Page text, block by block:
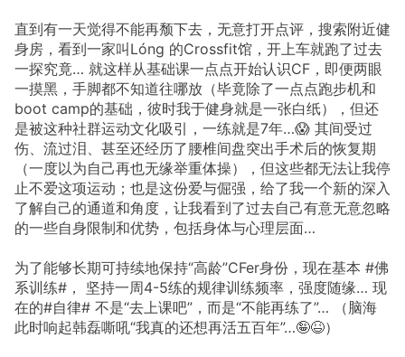
直到有一天觉得不能再颓下去，无意打开点评，搜索附近健
身房，看到一家叫Lóng 的Crossfit馆，开上车就跑了过去
一探究竟… 就这样从基础课一点点开始认识CF，即便两眼
一摸黑，手脚都不知道往哪放（毕竟除了一点点跑步机和
boot camp的基础，彼时我于健身就是一张白纸），但还
是被这种社群运动文化吸引，一练就是7年…😱 其间受过
伤、流过泪、甚至还经历了腰椎间盘突出手术后的恢复期
（一度以为自己再也无缘举重体操），但这些都无法让我停
止不爱这项运动；也是这份爱与倔强，给了我一个新的深入
了解自己的通道和角度，让我看到了过去自己有意无意忽略
的一些自身限制和优势，包括身体与心理层面…
为了能够长期可持续地保持“高龄”CFer身份，现在基本 #佛
系训练#， 坚持一周4-5练的规律训练频率，强度随缘… 现
在的#自律# 不是“去上课吧”，而是“不能再练了”… （脑海
此时响起韩磊嘶吼“我真的还想再活五百年”…🤪😆）